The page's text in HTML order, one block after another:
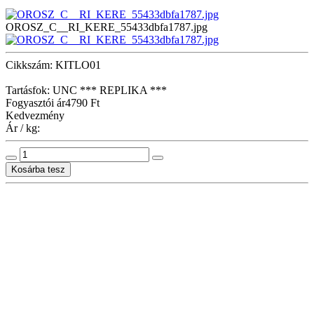
OROSZ_C__RI_KERE_55433dbfa1787.jpg
Cikkszám: KITLO01
Tartásfok: UNC *** REPLIKA ***
Fogyasztói ár4790 Ft
Kedvezmény
Ár / kg: